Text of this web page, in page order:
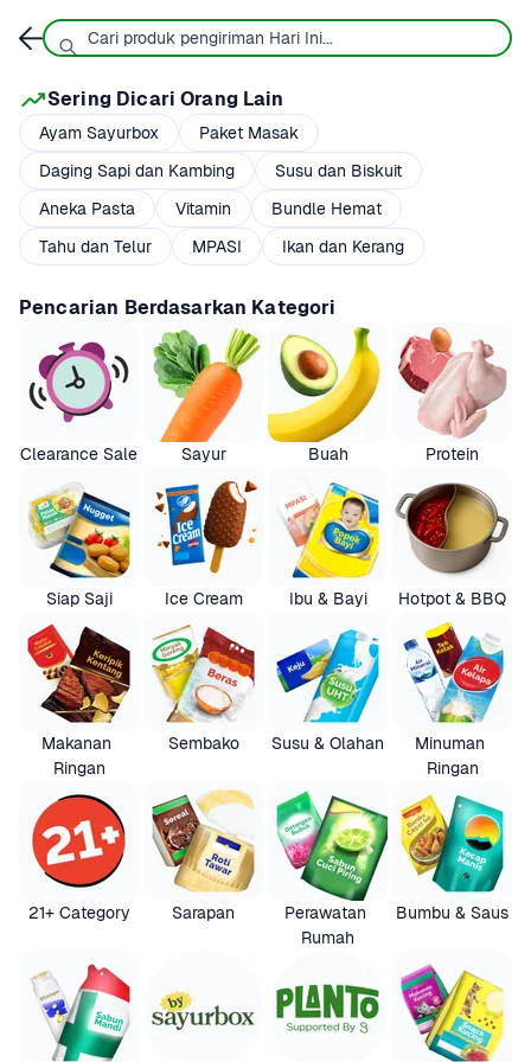
Sering Dicari Orang Lain
Ayam Sayurbox
Paket Masak
Daging Sapi dan Kambing
Susu dan Biskuit
Aneka Pasta
Vitamin
Bundle Hemat
Tahu dan Telur
MPASI Ikan dan Kerang
Pencarian Berdasarkan Kategori
Clearance Sale Sayur Buah Protein
Siap Saji Ice Cream Ibu & Bayi Hotpot & BBQ
Makanan
Ringan
Sembako Susu & Olahan
Minuman
Ringan
21+ Category Sarapan
Perawatan
Rumah
Bumbu & Saus